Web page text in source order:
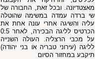
מאצטדיונה. ובכל זאת, החבורה של
שי ברדה עמדה במשימה שהוטלה
עליה והשיגה אחרי עונה אחת את
הכרטיס לליגה הבכירה, לאחר 0:5
על מכבי הרצליה. העולה השנייה
לליגה (עירוני טבריה או בני יהודה)
תיקבע במחזור הסיום